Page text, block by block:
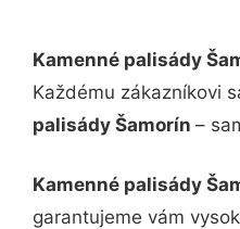
Kamenné palisády
Každému zákazníkovi
palisády Šamorín –
Kamenné palisády
garantujeme vám